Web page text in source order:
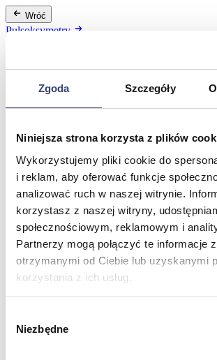
Zgoda Szczegóły
Niniejsza strona korzysta z plików
Wykorzystujemy pliki cookie do
i reklam, aby oferować funkcje
analizować ruch w naszej witrynie.
korzystasz z naszej witryny,
społecznościowym, reklamowym i
Partnerzy mogą połączyć te informacje
otrzymanymi od Ciebie lub uzyskanymi
korzystania z ich usług.
zgody
Niezbędne
Wróć
Pulsoksymetry
Instrumenty diagnostyczne
Artykuły Przeciwodleżynowe
Meble medyczne
Kozetki
Pielęgnacja mebli
Taborety i krzesła
Stoły
Parawany